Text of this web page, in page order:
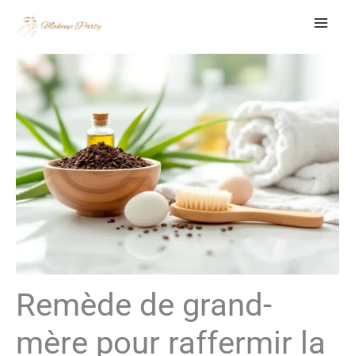
contenu
Remède de grand-
mère pour raffermir la